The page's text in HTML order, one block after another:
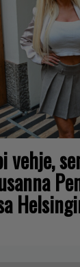
vehje,